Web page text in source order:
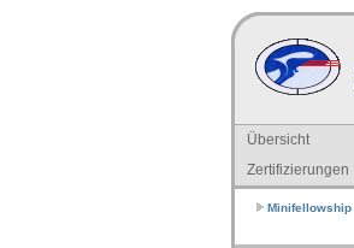
Übersicht
Zertifizierungen
Minifellowship